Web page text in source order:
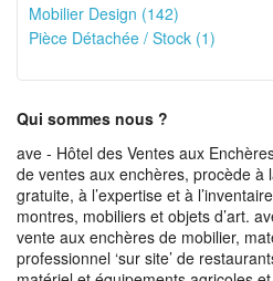
Mobilier Design (142)
Pièce Détachée / Stock (1)
Qui sommes nous ?
ave - Hôtel des Ventes aux
de ventes aux enchères, procède à
gratuite, à l’expertise et à
montres, mobiliers et objets d’art.
vente aux enchères de mobilier,
professionnel ‘sur site’ de